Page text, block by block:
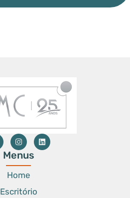
Menus
Home
Escritório